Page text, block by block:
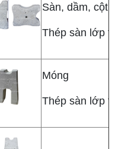
Sàn, dầm, cột,
Thép sàn lớp
Móng
Thép sàn lớp